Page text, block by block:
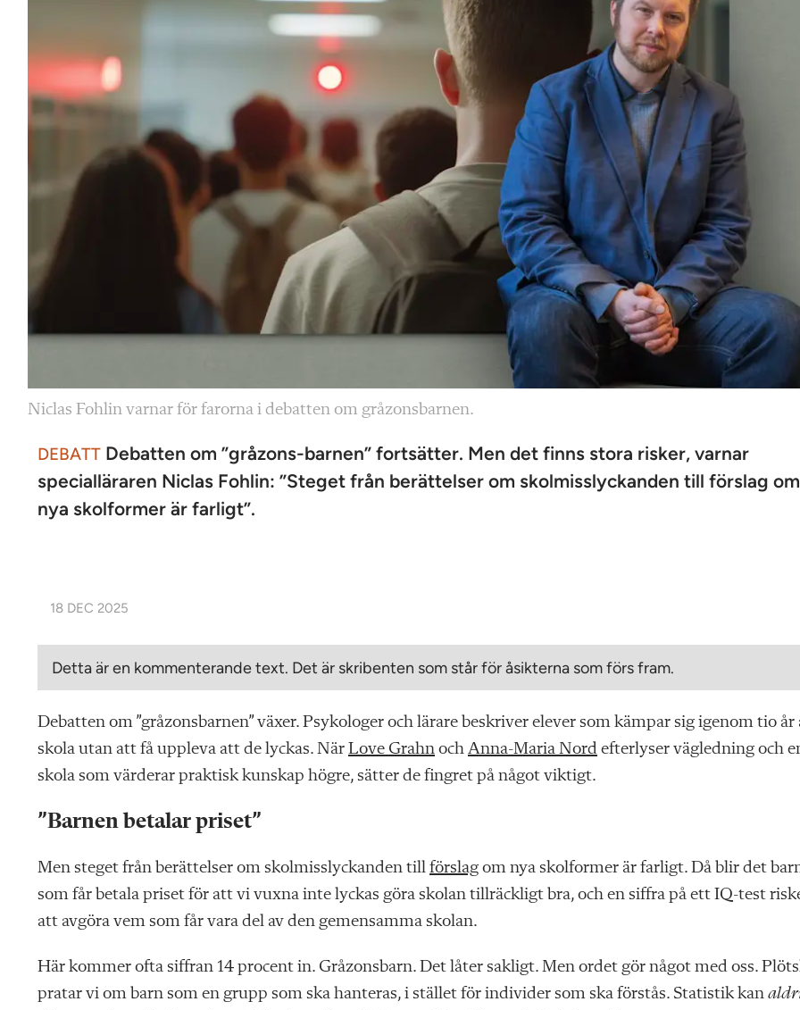
Niclas Fohlin varnar för farorna i debatten om gråzonsbarnen.
DEBATT Debatten om ”gråzons-barnen” fortsätter. Men det finns stora risker, varnar
specialläraren Niclas Fohlin: ”Steget från berättelser om skolmisslyckanden till förslag om
nya skolformer är farligt”.
18 DEC 2025
Detta är en kommenterande text. Det är skribenten som står för åsikterna som förs fram.
Debatten om ”gråzonsbarnen” växer. Psykologer och lärare beskriver elever som kämpar sig igenom tio år
skola utan att få uppleva att de lyckas. När Love Grahn och Anna-Maria Nord efterlyser vägledning och
skola som värderar praktisk kunskap högre, sätter de fingret på något viktigt.
”Barnen betalar priset”
Men steget från berättelser om skolmisslyckanden till förslag om nya skolformer är farligt. Då blir det
som får betala priset för att vi vuxna inte lyckas göra skolan tillräckligt bra, och en siffra på ett IQ-test
att avgöra vem som får vara del av den gemensamma skolan.
Här kommer ofta siffran 14 procent in. Gråzonsbarn. Det låter sakligt. Men ordet gör något med oss.
pratar vi om barn som en grupp som ska hanteras, i stället för individer som ska förstås. Statistik kan